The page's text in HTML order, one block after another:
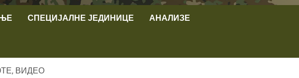
СПЕЦИЈАЛНЕ ЈЕДИНИЦЕ АНАЛИЗЕ
ВИДЕО